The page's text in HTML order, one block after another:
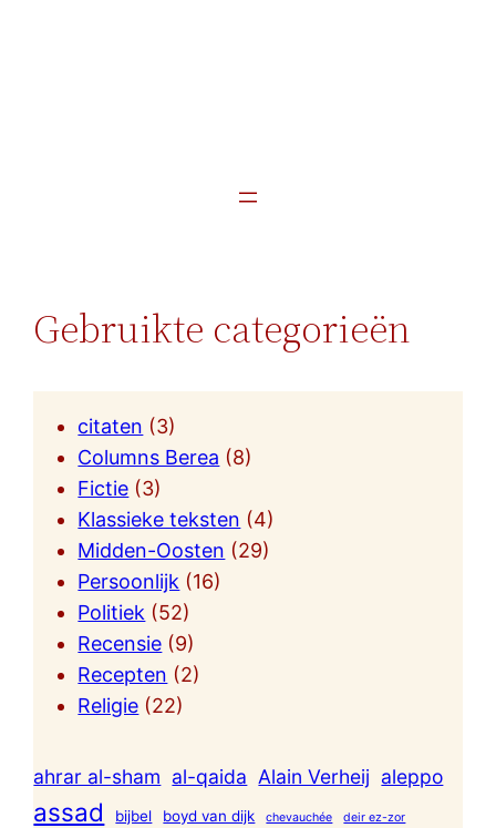
Gebruikte categorieën
citaten (3)
Columns Berea (8)
Fictie (3)
Klassieke teksten (4)
Midden-Oosten (29)
Persoonlijk (16)
Politiek (52)
Recensie (9)
Recepten (2)
Religie (22)
ahrar al-sham al-qaida Alain Verheij aleppo
assad bijbel boyd van dijk chevauchée deir ez-zor